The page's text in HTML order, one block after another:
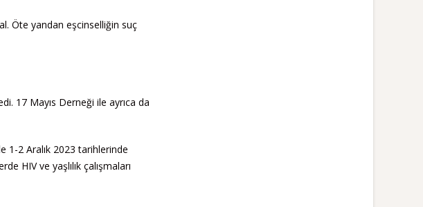
Öte yandan eşcinselliğin suç
17 Mayıs Derneği ile ayrıca da
1-2 Aralık 2023 tarihlerinde
HIV ve yaşlılık çalışmaları